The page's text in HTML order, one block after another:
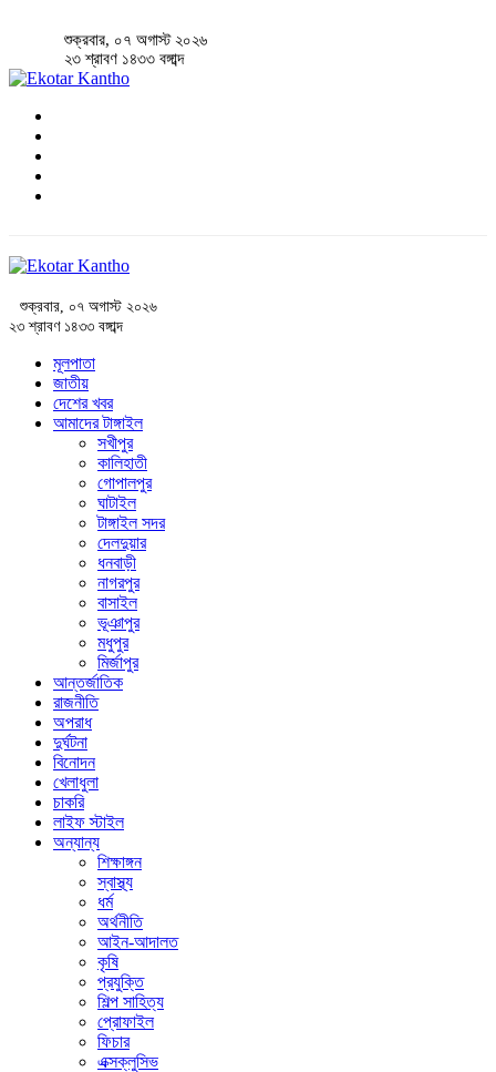
শুক্রবার, ০৭ অগাস্ট ২০২৬
২৩ শ্রাবণ ১৪৩৩ বঙ্গাব্দ
শুক্রবার, ০৭ অগাস্ট ২০২৬
২৩ শ্রাবণ ১৪৩৩ বঙ্গাব্দ
মূলপাতা
জাতীয়
দেশের খবর
আমাদের টাঙ্গাইল
সখীপুর
কালিহাতী
গোপালপুর
ঘাটাইল
টাঙ্গাইল সদর
দেলদুয়ার
ধনবাড়ী
নাগরপুর
বাসাইল
ভূঞাপুর
মধুপুর
মির্জাপুর
আন্তর্জাতিক
রাজনীতি
অপরাধ
দুর্ঘটনা
বিনোদন
খেলাধুলা
চাকরি
লাইফ স্টাইল
অন্যান্য
শিক্ষাঙ্গন
স্বাস্থ্য
ধর্ম
অর্থনীতি
আইন-আদালত
কৃষি
প্রযুক্তি
শিল্প সাহিত্য
প্রোফাইল
ফিচার
এক্সক্লুসিভ